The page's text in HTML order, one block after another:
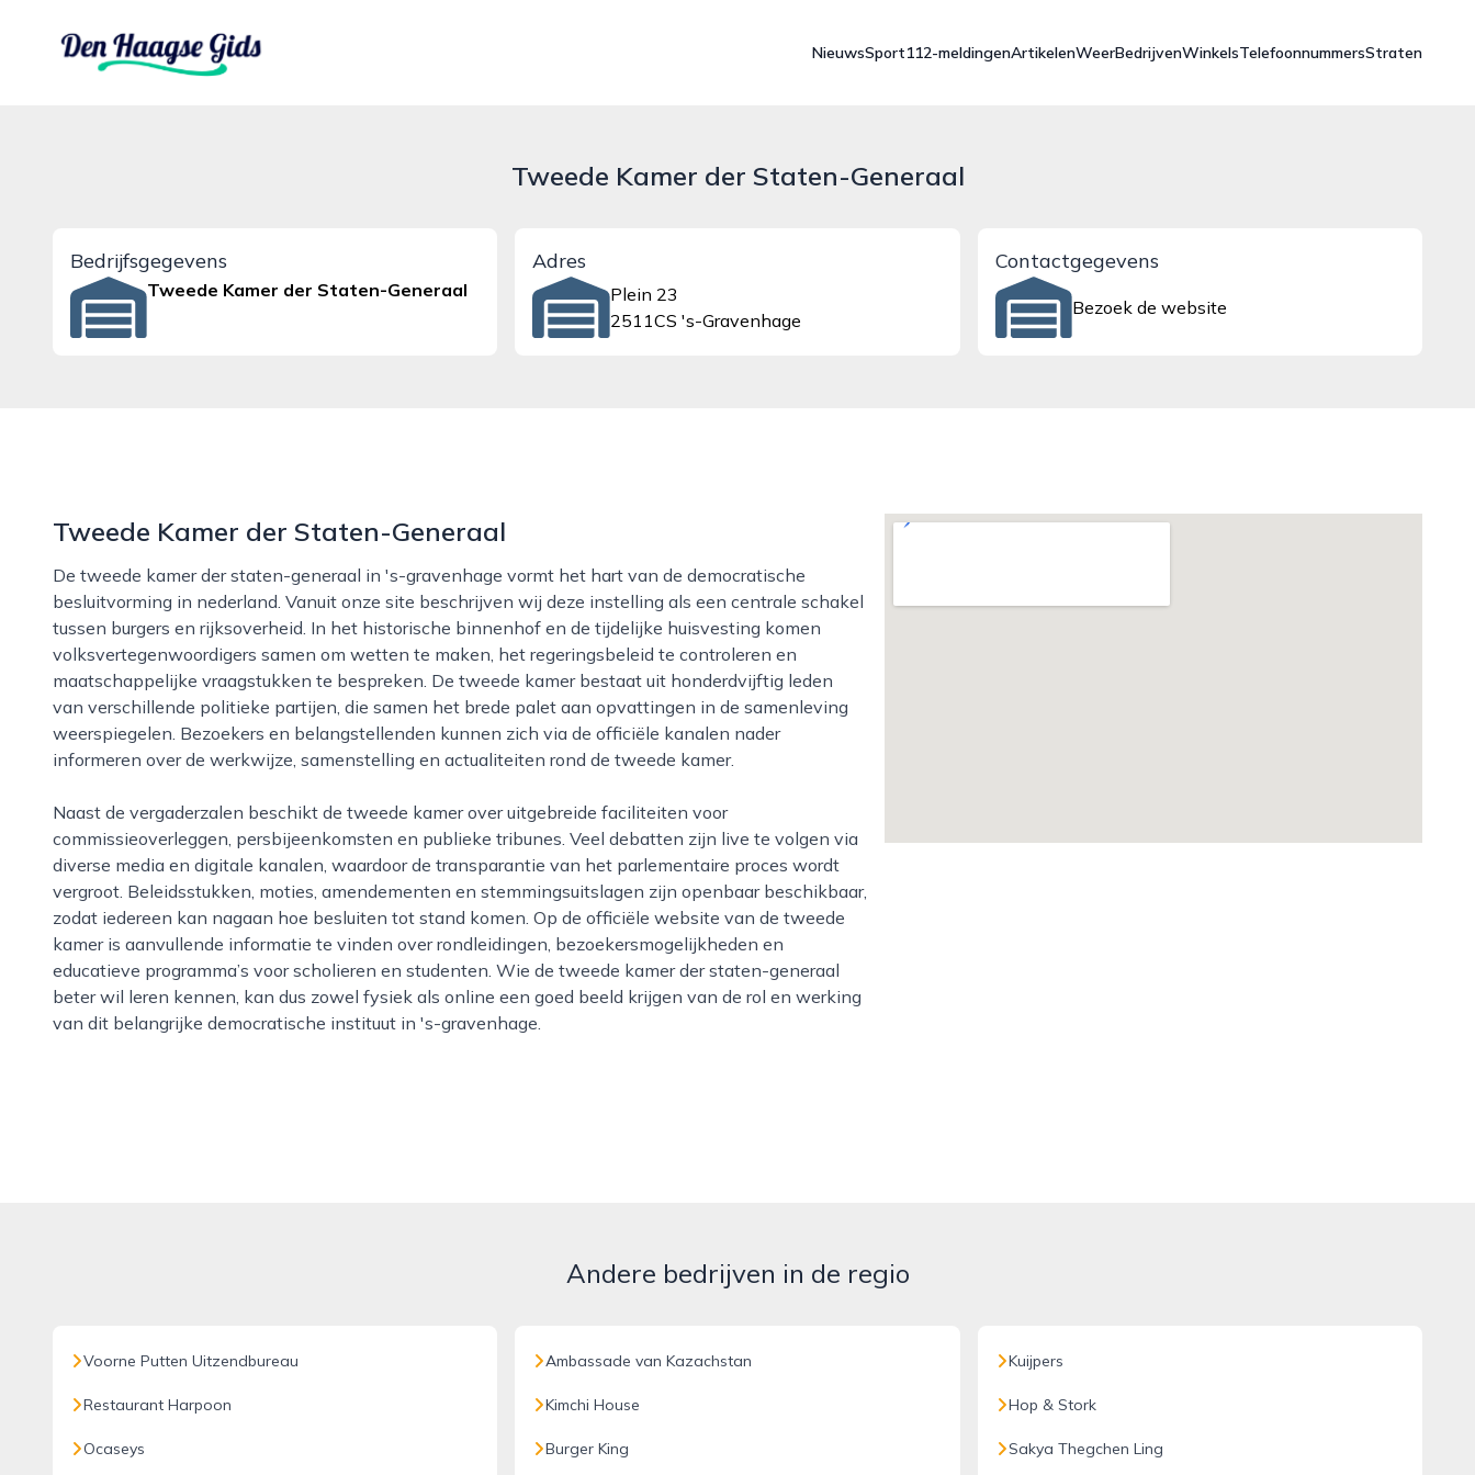
denhaagsegids.nl
NieuwsSport112-meldingenArtikelenWeerBedrijvenWinkelsTelefoonnummersStraten
Tweede Kamer der Staten-Generaal
Bedrijfsgegevens
Tweede Kamer der Staten-Generaal
Adres
Plein 23
2511CS 's-Gravenhage
Contactgegevens
Bezoek de website
Tweede Kamer der Staten-Generaal
De tweede kamer der staten-generaal in 's-gravenhage vormt het hart van de democratische
besluitvorming in nederland. Vanuit onze site beschrijven wij deze instelling als een centrale schakel
tussen burgers en rijksoverheid. In het historische binnenhof en de tijdelijke huisvesting komen
volksvertegenwoordigers samen om wetten te maken, het regeringsbeleid te controleren en
maatschappelijke vraagstukken te bespreken. De tweede kamer bestaat uit honderdvijftig leden
van verschillende politieke partijen, die samen het brede palet aan opvattingen in de samenleving
weerspiegelen. Bezoekers en belangstellenden kunnen zich via de officiële kanalen nader
informeren over de werkwijze, samenstelling en actualiteiten rond de tweede kamer.
Naast de vergaderzalen beschikt de tweede kamer over uitgebreide faciliteiten voor
commissieoverleggen, persbijeenkomsten en publieke tribunes. Veel debatten zijn live te volgen via
diverse media en digitale kanalen, waardoor de transparantie van het parlementaire proces wordt
vergroot. Beleidsstukken, moties, amendementen en stemmingsuitslagen zijn openbaar beschikbaar,
zodat iedereen kan nagaan hoe besluiten tot stand komen. Op de officiële website van de tweede
kamer is aanvullende informatie te vinden over rondleidingen, bezoekersmogelijkheden en
educatieve programma’s voor scholieren en studenten. Wie de tweede kamer der staten-generaal
beter wil leren kennen, kan dus zowel fysiek als online een goed beeld krijgen van de rol en werking
van dit belangrijke democratische instituut in 's-gravenhage.
Andere bedrijven in de regio
Voorne Putten Uitzendbureau
Restaurant Harpoon
Ocaseys
Ambassade van Kazachstan
Kimchi House
Burger King
Kuijpers
Hop & Stork
Sakya Thegchen Ling